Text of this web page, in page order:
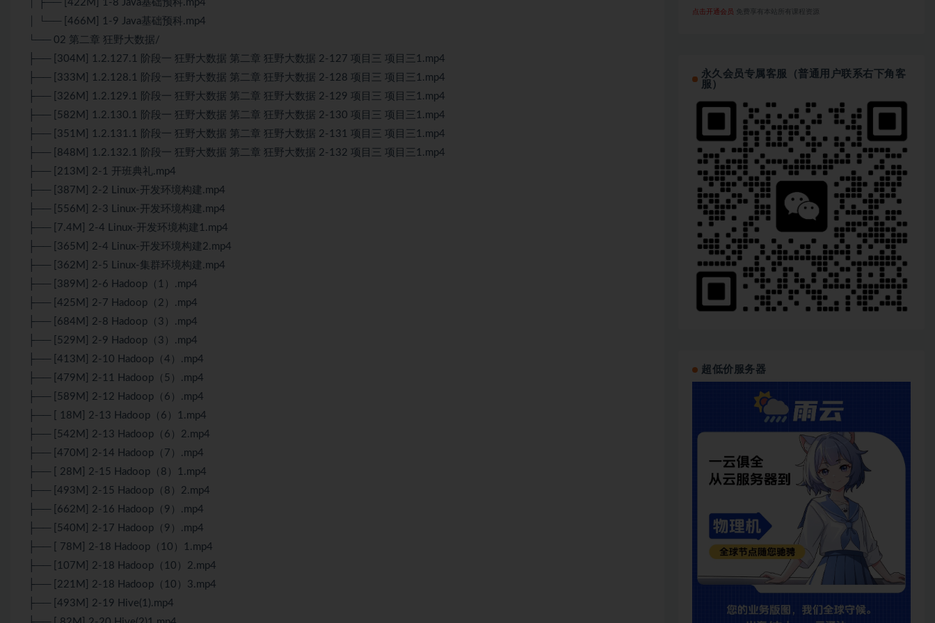
│ ├── [422M] 1-8 Java基础预科.mp4
│ └── [466M] 1-9 Java基础预科.mp4
└── 02 第二章 狂野大数据/
├── [304M] 1.2.127.1 阶段一 狂野大数据 第二章 狂野大数据 2-127 项目三 项目三1.mp4
├── [333M] 1.2.128.1 阶段一 狂野大数据 第二章 狂野大数据 2-128 项目三 项目三1.mp4
├── [326M] 1.2.129.1 阶段一 狂野大数据 第二章 狂野大数据 2-129 项目三 项目三1.mp4
├── [582M] 1.2.130.1 阶段一 狂野大数据 第二章 狂野大数据 2-130 项目三 项目三1.mp4
├── [351M] 1.2.131.1 阶段一 狂野大数据 第二章 狂野大数据 2-131 项目三 项目三1.mp4
├── [848M] 1.2.132.1 阶段一 狂野大数据 第二章 狂野大数据 2-132 项目三 项目三1.mp4
├── [213M] 2-1 开班典礼.mp4
├── [387M] 2-2 Linux-开发环境构建.mp4
├── [556M] 2-3 Linux-开发环境构建.mp4
├── [7.4M] 2-4 Linux-开发环境构建1.mp4
├── [365M] 2-4 Linux-开发环境构建2.mp4
├── [362M] 2-5 Linux-集群环境构建.mp4
├── [389M] 2-6 Hadoop（1）.mp4
├── [425M] 2-7 Hadoop（2）.mp4
├── [684M] 2-8 Hadoop（3）.mp4
├── [529M] 2-9 Hadoop（3）.mp4
├── [413M] 2-10 Hadoop（4）.mp4
├── [479M] 2-11 Hadoop（5）.mp4
├── [589M] 2-12 Hadoop（6）.mp4
├── [ 18M] 2-13 Hadoop（6）1.mp4
├── [542M] 2-13 Hadoop（6）2.mp4
├── [470M] 2-14 Hadoop（7）.mp4
├── [ 28M] 2-15 Hadoop（8）1.mp4
├── [493M] 2-15 Hadoop（8）2.mp4
├── [662M] 2-16 Hadoop（9）.mp4
├── [540M] 2-17 Hadoop（9）.mp4
├── [ 78M] 2-18 Hadoop（10）1.mp4
├── [107M] 2-18 Hadoop（10）2.mp4
├── [221M] 2-18 Hadoop（10）3.mp4
├── [493M] 2-19 Hive(1).mp4
点击开通会员 免费享有本站所有课程资源
永久会员专属客服（普通用户联系右下角客
服）
超低价服务器